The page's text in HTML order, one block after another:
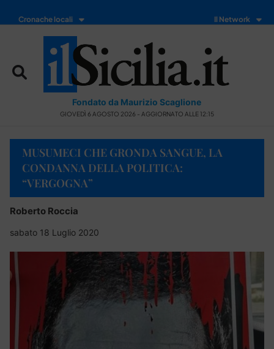
Cronache locali Il Network
Fondato da Maurizio Scaglione
GIOVEDÌ 6 AGOSTO 2026 - AGGIORNATO ALLE 12:15
MUSUMECI CHE GRONDA SANGUE, LA
CONDANNA DELLA POLITICA:
“VERGOGNA”
Roberto Roccia
sabato 18 Luglio 2020